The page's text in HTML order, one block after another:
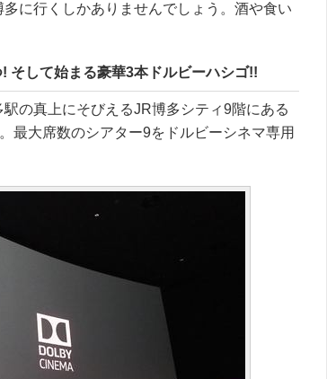
に行くしかありませんでしょう。酒や食い
そして始まる豪華3本ドルビーハシゴ!!
の真上にそびえるJR博多シティ9階にある
最大席数のシアター9をドルビーシネマ専用